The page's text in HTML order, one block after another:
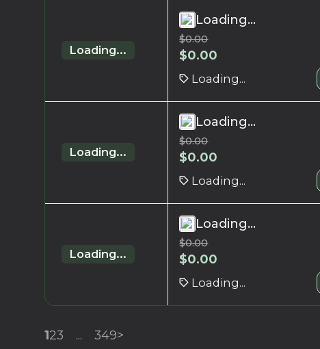
Loading...
Loading...
$0.00
$0.00
Loading...
Loading...
Loading...
$0.00
$0.00
Loading...
Loading...
Loading...
$0.00
$0.00
Loading...
123 ... 349>